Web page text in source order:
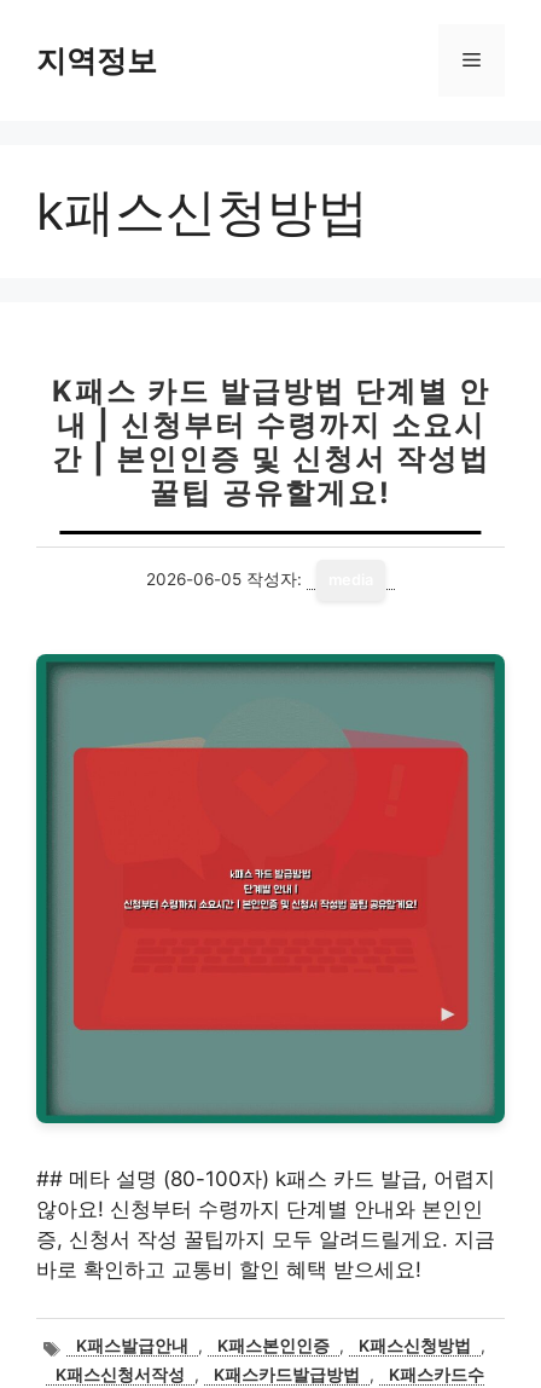
지역정보 메
k패스신청방법
K패스 카드 발급방법 단계별 안
내 | 신청부터 수령까지 소요시
간 | 본인인증 및 신청서 작성법
꿀팁 공유할게요!
2026-06-05 작성자:
## 메타 설명 (80-100자) k패스 카드 발급, 어렵지
않아요! 신청부터 수령까지 단계별 안내와 본인인
증, 신청서 작성 꿀팁까지 모두 알려드릴게요. 지금
바로 확인하고 교통비 할인 혜택 받으세요!
태
그
K패스발급안내 , K패스본인인증 , K패스신청방법
,
K패스신청서작성
, K패스카드발급방법 ,
K패스카드수